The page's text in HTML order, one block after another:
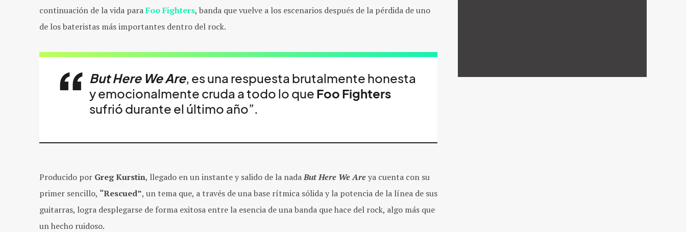
continuación de la vida paraFoo Fighters, banda que vuelve a los escenarios después de la pérdida de uno
de los bateristas más importantes dentro del rock.
But Here We Are, es una respuesta brutalmente honesta
y emocionalmente cruda a todo lo que Foo Fighters
sufrió durante el último año”.
Producido por Greg Kurstin, llegado en un instante y salido de la nadaBut Here We Areya cuenta con su
primer sencillo, “Rescued”, un tema que, a través de una base rítmica sólida y la potencia de la línea de sus
guitarras, logra desplegarse de forma exitosa entre la esencia de una banda que hace del rock, algo más que
un hecho ruidoso.